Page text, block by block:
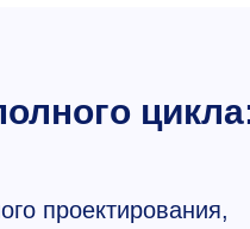
проектирования,